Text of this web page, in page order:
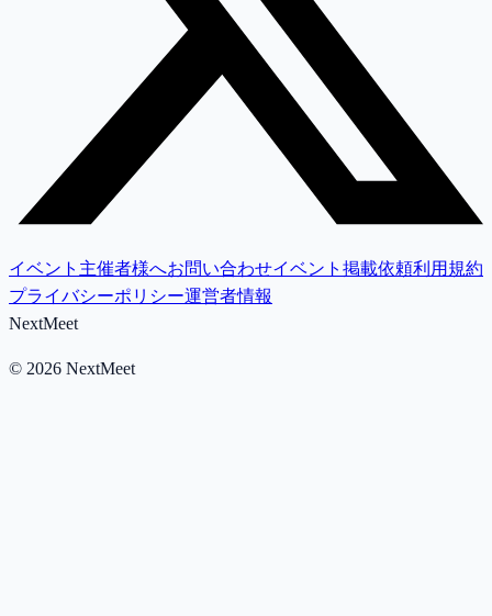
イベント主催者様へお問い合わせイベント掲載依頼利用規約
プライバシーポリシー運営者情報
NextMeet
© 2026 NextMeet